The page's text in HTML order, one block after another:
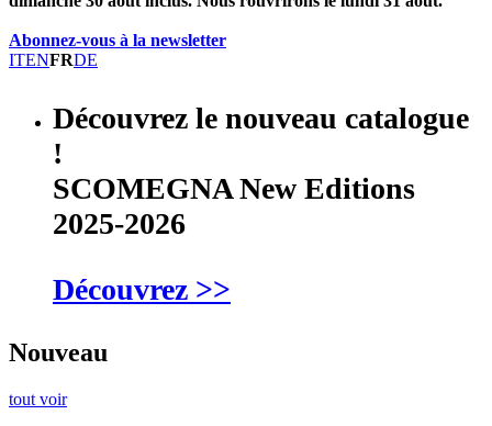
Abonnez-vous à la newsletter
ITENFRDE
Découvrez le nouveau catalogue
!
SCOMEGNA New Editions
2025-2026
Découvrez >>
Nouveau
tout voir